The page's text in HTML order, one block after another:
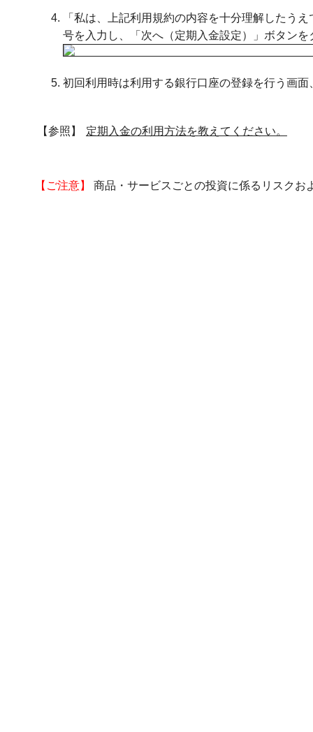
「私は、上記利用規約の内容を十分理解したう
号を入力し、「次へ（定期入金設定）」ボタンを
初回利用時は利用する銀行口座の登録を行う画
【参照】 定期入金の利用方法を教えてください。
【ご注意】 商品・サービスごとの投資に係るリスクお